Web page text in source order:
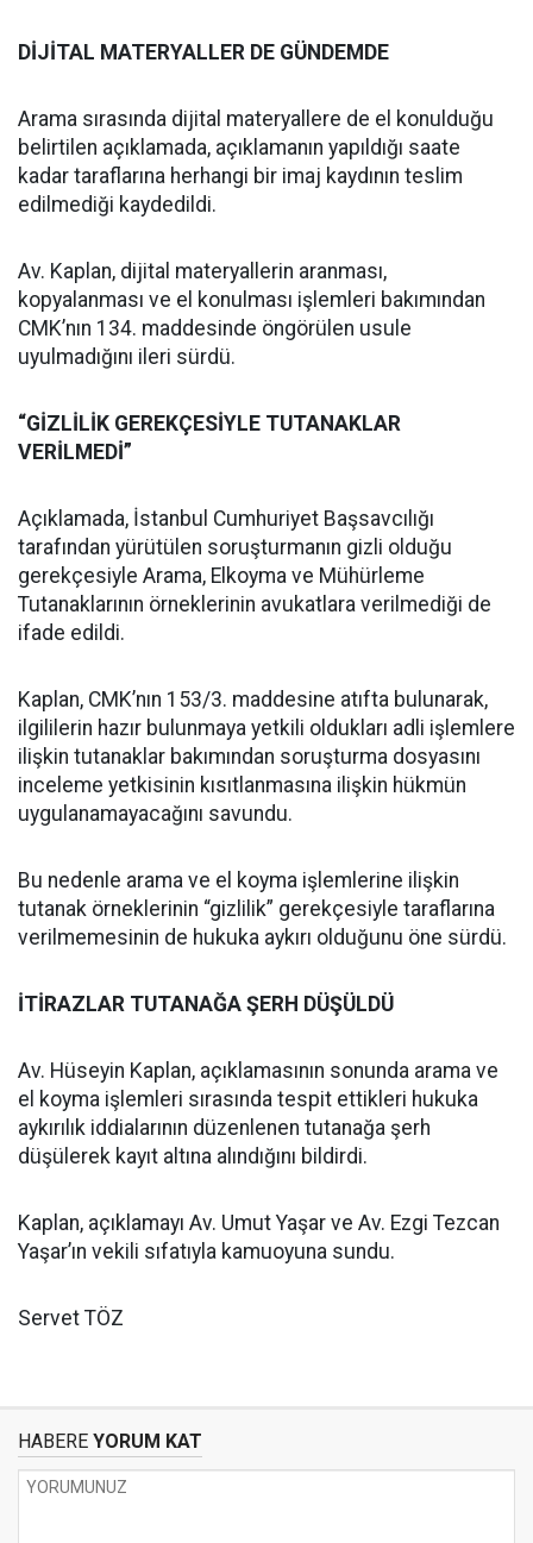
DİJİTAL MATERYALLER DE GÜNDEMDE
Arama sırasında dijital materyallere de el konulduğu
belirtilen açıklamada, açıklamanın yapıldığı saate
kadar taraflarına herhangi bir imaj kaydının teslim
edilmediği kaydedildi.
Av. Kaplan, dijital materyallerin aranması,
kopyalanması ve el konulması işlemleri bakımından
CMK’nın 134. maddesinde öngörülen usule
uyulmadığını ileri sürdü.
“GİZLİLİK GEREKÇESİYLE TUTANAKLAR
VERİLMEDİ”
Açıklamada, İstanbul Cumhuriyet Başsavcılığı
tarafından yürütülen soruşturmanın gizli olduğu
gerekçesiyle Arama, Elkoyma ve Mühürleme
Tutanaklarının örneklerinin avukatlara verilmediği de
ifade edildi.
Kaplan, CMK’nın 153/3. maddesine atıfta bulunarak,
ilgililerin hazır bulunmaya yetkili oldukları adli işlemlere
ilişkin tutanaklar bakımından soruşturma dosyasını
inceleme yetkisinin kısıtlanmasına ilişkin hükmün
uygulanamayacağını savundu.
Bu nedenle arama ve el koyma işlemlerine ilişkin
tutanak örneklerinin “gizlilik” gerekçesiyle taraflarına
verilmemesinin de hukuka aykırı olduğunu öne sürdü.
İTİRAZLAR TUTANAĞA ŞERH DÜŞÜLDÜ
Av. Hüseyin Kaplan, açıklamasının sonunda arama ve
el koyma işlemleri sırasında tespit ettikleri hukuka
aykırılık iddialarının düzenlenen tutanağa şerh
düşülerek kayıt altına alındığını bildirdi.
Kaplan, açıklamayı Av. Umut Yaşar ve Av. Ezgi Tezcan
Yaşar’ın vekili sıfatıyla kamuoyuna sundu.
Servet TÖZ
HABERE YORUM KAT